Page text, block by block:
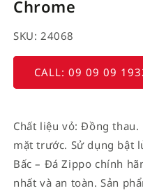
Chrome
SKU: 24068
CALL: 09 09 09
Chất liệu vỏ: Đồng
mặt trước. Sử dụng bật
Bấc – Đá Zippo chính
nhất và an toàn. Sản